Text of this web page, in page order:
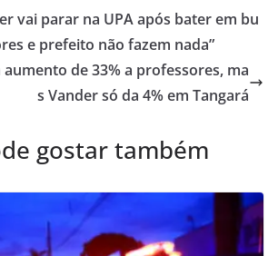
vai parar na UPA após bater em bu
e prefeito não fazem nada”
de 33% a professores, ma
s Vander só da 4% em Tangará
gostar também